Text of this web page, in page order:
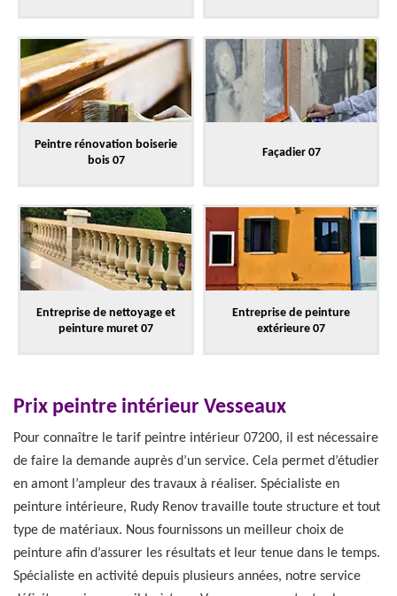
Peintre rénovation boiserie
bois 07
Façadier 07
Entreprise de nettoyage et
peinture muret 07
Entreprise de peinture
extérieure 07
Prix peintre intérieur Vesseaux
Pour connaître le tarif peintre intérieur 07200, il est nécessaire
de faire la demande auprès d’un service. Cela permet d’étudier
en amont l’ampleur des travaux à réaliser. Spécialiste en
peinture intérieure, Rudy Renov travaille toute structure et tout
type de matériaux. Nous fournissons un meilleur choix de
peinture afin d’assurer les résultats et leur tenue dans le temps.
Spécialiste en activité depuis plusieurs années, notre service